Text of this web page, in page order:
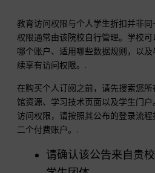
教育访问权限与个人学生折扣并非
权限通常由该院校自行管理。学校
哪个账户、适用哪些数据规则，以
续享有访问权限。.
在购买个人订阅之前，请先搜索您
馆资源、学习技术页面以及学生门
访问权限，请按照其公布的登录流
二个付费账户。.
请确认该公告来自贵